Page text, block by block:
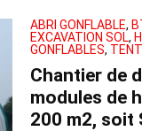
ABRI GONFLABLE,
EXCAVATION SOL,
GONFLABLES,
Chantier de
modules de
200 m2, soit